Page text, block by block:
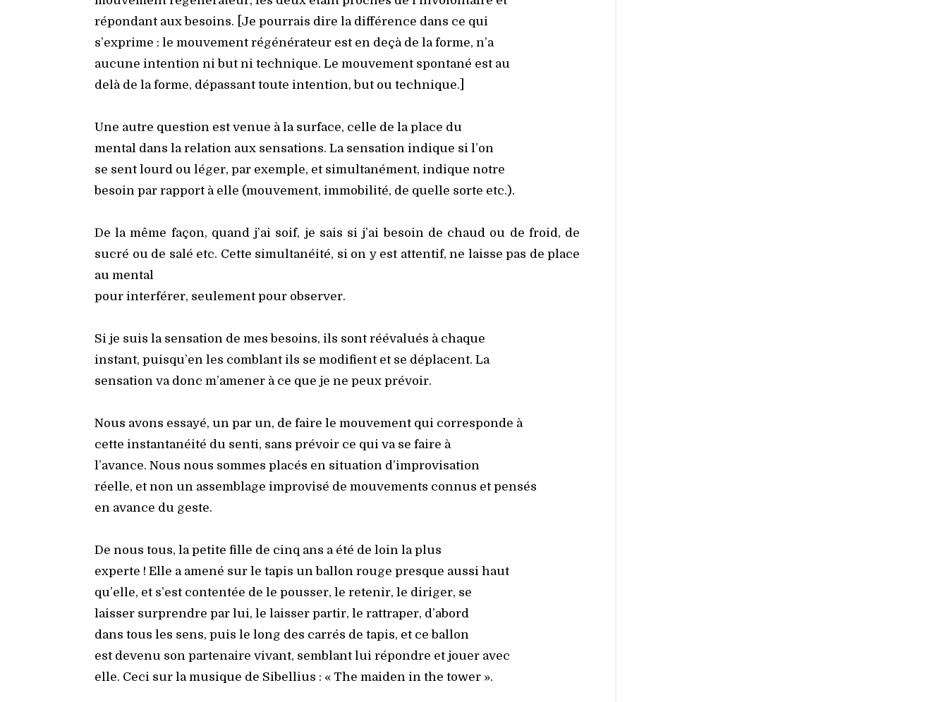
Chant
Printemps
Cheminement
Cycle sur
La
problématisation
Sur le fil de la
TF et DF
répon­dant aux besoins. [Je pour­rais dire la dif­fé­rence dans ce qui
s’exprime : le mou­ve­ment régé­né­ra­teur est en deçà de la forme, n’a
aucune inten­tion ni but ni tech­nique. Le mou­ve­ment spon­ta­né est au
delà de la forme, dépas­sant toute inten­tion, but ou tech­nique.]
Une autre ques­tion est venue à la sur­face, celle de la place du
men­tal dans la rela­tion aux sen­sa­tions. La sen­sa­tion indique si l’on
se sent lourd ou léger, par exemple, et simul­ta­né­ment, indique notre
besoin par rap­port à elle (mou­ve­ment, immo­bi­li­té, de quelle sorte etc.).
De la même façon, quand j’ai soif, je sais si j’ai besoin de chaud ou de froid, de
sucré ou de salé etc. Cette simul­ta­néi­té, si on y est atten­tif, ne laisse pas de place
au men­tal
pour inter­fé­rer, seule­ment pour obser­ver.
Si je suis la sen­sa­tion de mes besoins, ils sont rééva­lués à chaque
ins­tant, puisqu’en les com­blant ils se modi­fient et se déplacent. La
sen­sa­tion va donc m’amener à ce que je ne peux pré­voir.
Nous avons essayé, un par un, de faire le mou­ve­ment qui cor­res­ponde à
cette ins­tan­ta­néi­té du sen­ti, sans pré­voir ce qui va se faire à
l’avance. Nous nous sommes pla­cés en situa­tion d’improvisation
réelle, et non un assem­blage impro­vi­sé de mou­ve­ments connus et pen­sés
en avance du geste.
De nous tous, la petite fille de cinq ans a été de loin la plus
experte ! Elle a ame­né sur le tapis un bal­lon rouge presque aus­si haut
qu’elle, et s’est conten­tée de le pous­ser, le rete­nir, le diri­ger, se
lais­ser sur­prendre par lui, le lais­ser par­tir, le rat­tra­per, d’abord
dans tous les sens, puis le long des car­rés de tapis, et ce bal­lon
est deve­nu son par­te­naire vivant, sem­blant lui répondre et jouer avec
elle. Ceci sur la musique de Sibel­lius : « The mai­den in the tower ».